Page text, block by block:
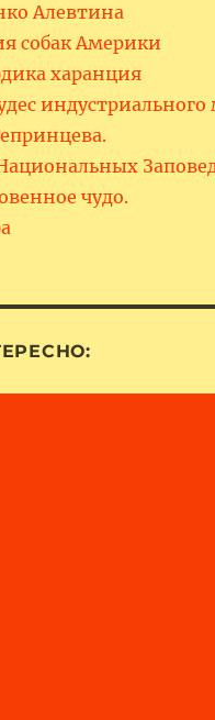
Алевтина
собак Америки
харанция
индустриального
чудо.